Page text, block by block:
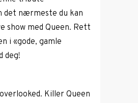
det nærmeste du kan
show med Queen. Rett
i «gode, gamle
deg!
Killer Queen